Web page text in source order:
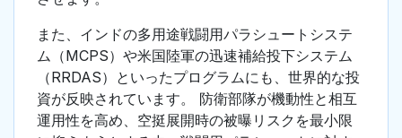
また、インドの多用途戦闘用パラシュートシステ
ム（MCPS）や米国陸軍の迅速補給投下システム
（RRDAS）といったプログラムにも、世界的な投
資が反映されています。 防衛部隊が機動性と相互
運用性を高め、空挺展開時の被曝リスクを最小限